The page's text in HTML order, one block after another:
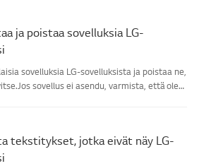
ja poistaa sovelluksia LG-
sovelluksia LG-sovelluksista ja poistaa ne,
sovellus ei asendu, varmista, että olet
tekstitykset, jotka eivät näy LG-